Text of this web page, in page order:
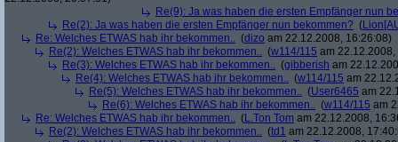
Re(9): Ja was haben die ersten Empfänger nun
Re(2): Ja was haben die ersten Empfänger nun bekommen? (
Re: Welches ETWAS hab ihr bekommen.. (dizo am 22.12.2008, 16:26:08)
Re(2): Welches ETWAS hab ihr bekommen.. (w114/115 am
Re(3): Welches ETWAS hab ihr bekommen.. (gibberish am
Re(4): Welches ETWAS hab ihr bekommen.. (w114/115 am
Re(5): Welches ETWAS hab ihr bekommen.. (User6465 am
Re(6): Welches ETWAS hab ihr bekommen.. (w114/115 am
Re: Welches ETWAS hab ihr bekommen.. (L.Ton Tom am 22.12.2008,
Re(2): Welches ETWAS hab ihr bekommen.. (td1 am 22.12.2008,